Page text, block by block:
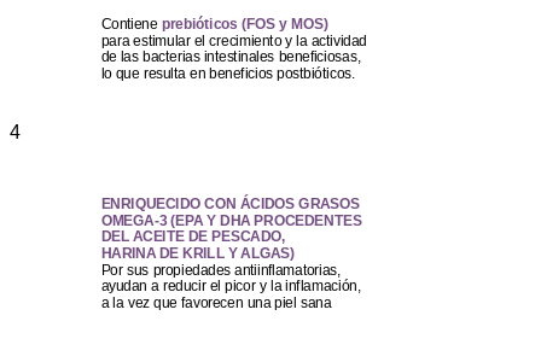
Contiene prebióticos (FOS y MOS)
para estimular el crecimiento y la actividad
de las bacterias intestinales beneficiosas,
lo que resulta en beneficios postbióticos.
4
ENRIQUECIDO CON ÁCIDOS GRASOS
OMEGA-3 (EPA Y DHA PROCEDENTES
DEL ACEITE DE PESCADO,
HARINA DE KRILL Y ALGAS)
Por sus propiedades antiinflamatorias,
ayudan a reducir el picor y la inflamación,
a la vez que favorecen una piel sana